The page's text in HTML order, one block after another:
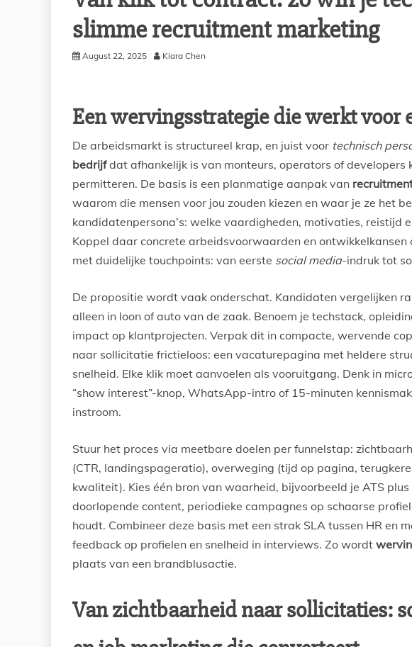
slimme recruitment marketing
August 22, 2025 Kiara Chen
Een wervingsstrategie die werkt voor
De arbeidsmarkt is structureel krap, en juist voor technisch
bedrijfdat afhankelijk is van monteurs, operators of developers
permitteren. De basis is een planmatige aanpak van
waarom die mensen voor jou zouden kiezen en waar je ze het
kandidatenpersona’s: welke vaardigheden, motivaties, reistijd
Koppel daar concrete arbeidsvoorwaarden en
met duidelijke touchpoints: van eerste social media-indruk tot
De propositie wordt vaak onderschat. Kandidaten vergelijken
alleen in loon of auto van de zaak. Benoem je techstack,
impact op klantprojecten. Verpak dit in compacte, wervende
naar sollicitatie frictieloos: een vacaturepagina met heldere
snelheid. Elke klik moet aanvoelen als vooruitgang. Denk in
“show interest”-knop, WhatsApp-intro of 15-minuten
instroom.
Stuur het proces via meetbare doelen per funnelstap:
(CTR, landingspageratio), overweging (tijd op pagina,
kwaliteit). Kies één bron van waarheid, bijvoorbeeld je ATS
doorlopende content, periodieke campagnes op schaarse
houdt. Combineer deze basis met een strak SLA tussen HR en
feedback op profielen en snelheid in interviews. Zo wordt
plaats van een brandblusactie.
Van zichtbaarheid naar sollicitaties: